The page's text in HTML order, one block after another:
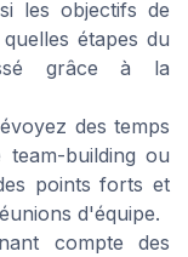
les objectifs de
étapes du
grâce à la
des temps
team-building ou
points forts et
d'équipe.
compte des